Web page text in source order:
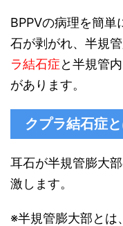
BPPVの病理を簡単
石が剥がれ、半規
ラ結石症と半規管
があります。
クプラ結石症
耳石が半規管膨大
激します。
※半規管膨大部とは